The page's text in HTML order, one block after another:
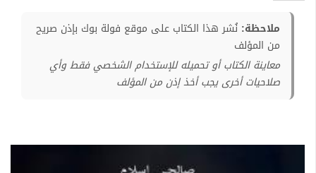
ملاحظة: نُشر هذا الكتاب على موقع فولة بوك بإذن صريح
من المؤلف
معاينة الكتاب أو تحميله للإستخدام الشخصي فقط وأي
صلاحيات أخرى يجب أخذ إذن من المؤلف